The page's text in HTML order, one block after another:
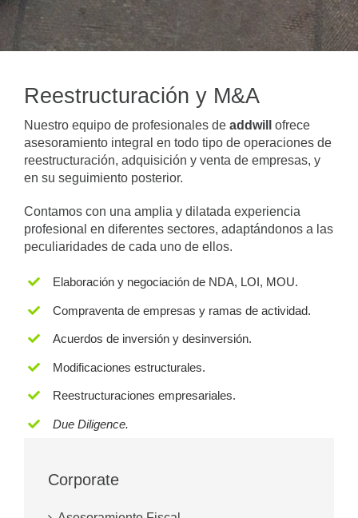
Reestructuración y M&A
Nuestro equipo de profesionales de addwill
ofrece
asesoramiento integral en todo tipo de operaciones de
reestructuración, adquisición y venta de empresas, y
en su seguimiento posterior.
Contamos con una amplia y dilatada experiencia
profesional en diferentes sectores, adaptándonos a las
peculiaridades de cada uno de ellos.
Elaboración y negociación de NDA, LOI, MOU.
Compraventa de empresas y ramas de actividad.
Acuerdos de inversión y desinversión.
Modificaciones estructurales.
Reestructuraciones empresariales.
Due Diligence.
Corporate